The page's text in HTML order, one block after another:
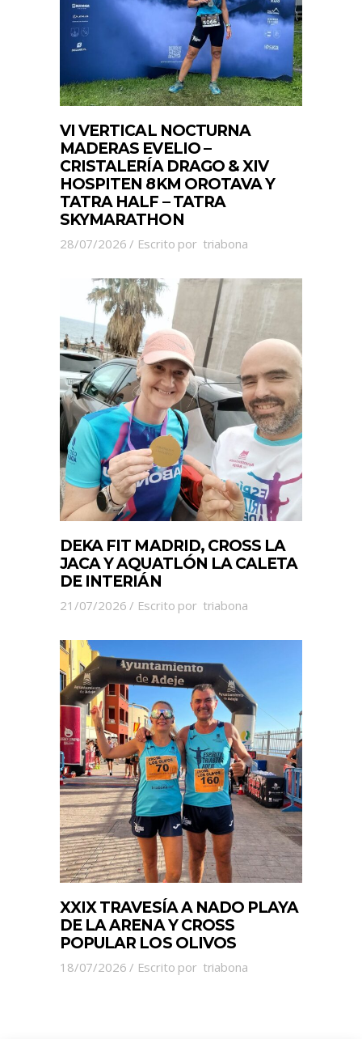
VI VERTICAL NOCTURNA
MADERAS EVELIO –
CRISTALERÍA DRAGO & XIV
HOSPITEN 8KM OROTAVA Y
TATRA HALF – TATRA
SKYMARATHON
28/07/2026 Escrito por triabona
DEKA FIT MADRID, CROSS LA
JACA Y AQUATLÓN LA CALETA
DE INTERIÁN
21/07/2026 Escrito por triabona
XXIX TRAVESÍA A NADO PLAYA
DE LA ARENA Y CROSS
POPULAR LOS OLIVOS
18/07/2026 Escrito por triabona